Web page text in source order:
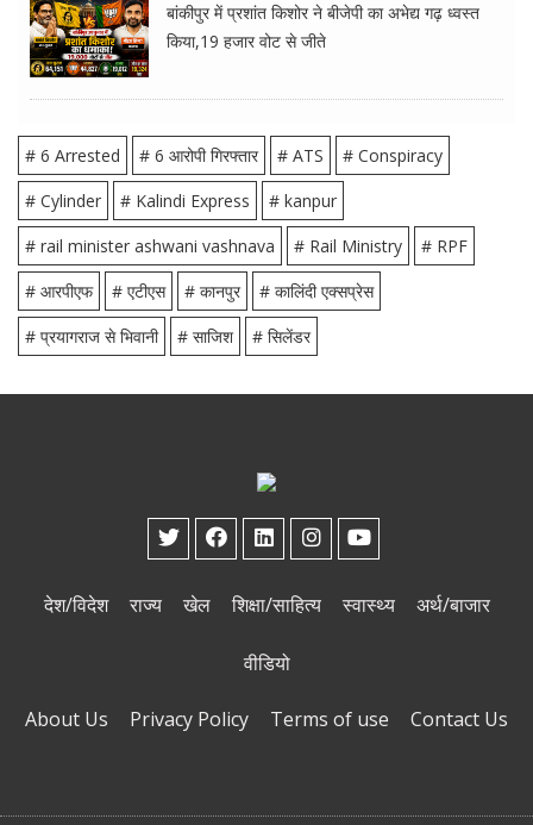
बांकीपुर में प्रशांत किशोर ने बीजेपी का अभेद्य गढ़ ध्वस्त
किया,19 हजार वोट से जीते
# 6 Arrested # 6 आरोपी गिरफ्तार # ATS
# Conspiracy
# Cylinder
# Kalindi Express
# kanpur
# rail minister ashwani vashnava
# Rail Ministry
# RPF
# आरपीएफ
# एटीएस # कानपुर
# कालिंदी एक्सप्रेस
# प्रयागराज से भिवानी
# साजिश # सिलेंडर
देश/विदेश राज्य खेल शिक्षा/साहित्य स्वास्थ्य अर्थ/बाजार
वीडियो
About Us Privacy Policy Terms of use Contact Us